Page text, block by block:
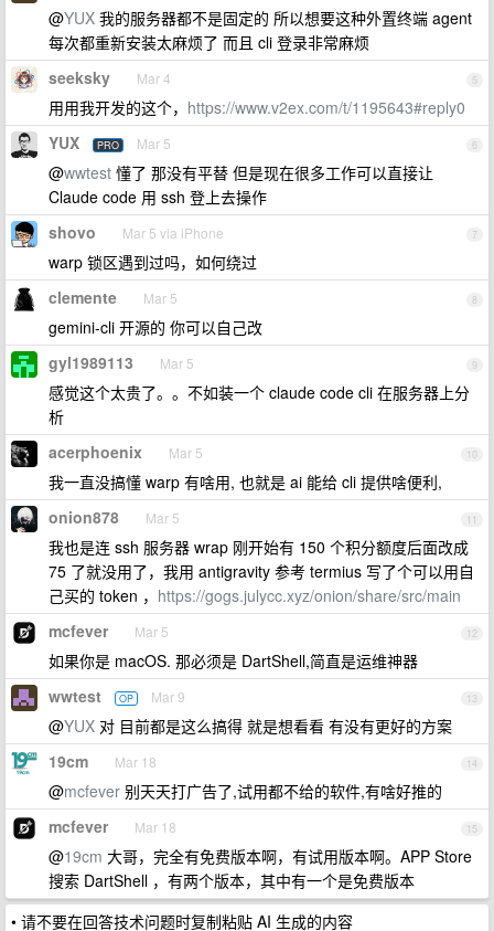
@YUX 我的服务器都不是固定的 所以想要这种外置终端 agent
每次都重新安装太麻烦了 而且 cli 登录非常麻烦
5
seeksky Mar 4
用用我开发的这个， https://www.v2ex.com/t/1195643#reply0
6
YUX PRO Mar 5
@wwtest 懂了 那没有平替 但是现在很多工作可以直接让
Claude code 用 ssh 登上去操作
7
shovo Mar 5 via iPhone
warp 锁区遇到过吗，如何绕过
8
clemente Mar 5
gemini-cli 开源的 你可以自己改
9
gyl1989113 Mar 5
感觉这个太贵了。。不如装一个 claude code cli 在服务器上分
析
10
acerphoenix Mar 5
我一直没搞懂 warp 有啥用, 也就是 ai 能给 cli 提供啥便利,
11
onion878 Mar 5
我也是连 ssh 服务器 wrap 刚开始有 150 个积分额度后面改成
75 了就没用了，我用 antigravity 参考 termius 写了个可以用自
己买的 token ， https://gogs.julycc.xyz/onion/share/src/main
12
mcfever Mar 5
如果你是 macOS. 那必须是 DartShell,简直是运维神器
13
wwtest OP Mar 9
@YUX 对 目前都是这么搞得 就是想看看 有没有更好的方案
14
19cm Mar 18
@mcfever 别天天打广告了,试用都不给的软件,有啥好推的
15
mcfever Mar 18
@19cm 大哥，完全有免费版本啊，有试用版本啊。APP Store
搜索 DartShell ，有两个版本，其中有一个是免费版本
• 请不要在回答技术问题时复制粘贴 AI 生成的内容